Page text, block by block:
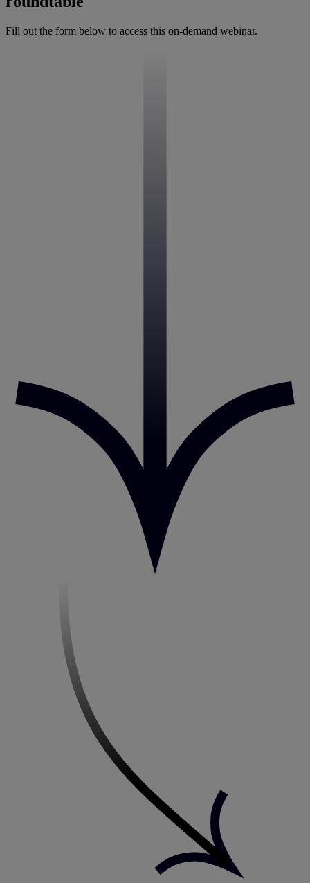
Fill out the form below to access this on-demand webinar.